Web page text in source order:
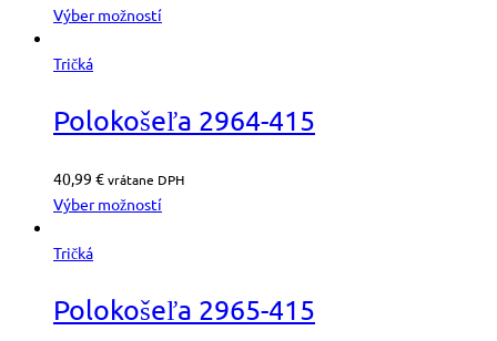
Výber možností
Tričká
Polokošeľa 2964-415
40,99 €vrátane DPH
Výber možností
Tričká
Polokošeľa 2965-415